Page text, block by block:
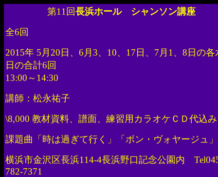
第11回長浜ホール シャンソン講座
全6回
2015年 5月20日、6月3、10、17日、7月1、8日の各
日の合計6回
13:00～14:30
講師：松永祐子
\8,000 教材資料、譜面、練習用カラオケＣＤ代込み
課題曲「時は過ぎて行く」「ボン・ヴォヤージュ」
横浜市金沢区長浜114-4長浜野口記念公園内 Tel
782-7371